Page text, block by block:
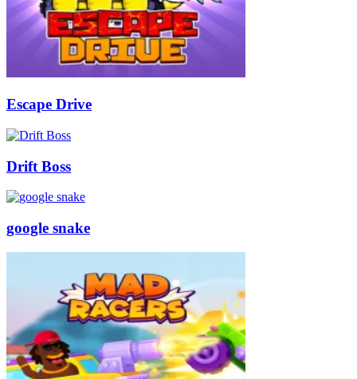
Escape Drive
Drift Boss
google snake